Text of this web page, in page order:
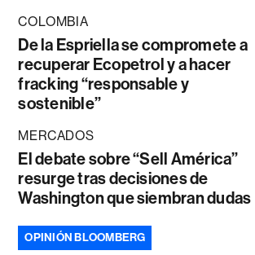
COLOMBIA
De la Espriella se compromete a
recuperar Ecopetrol y a hacer
fracking “responsable y
sostenible”
MERCADOS
El debate sobre “Sell América”
resurge tras decisiones de
Washington que siembran dudas
OPINIÓN BLOOMBERG